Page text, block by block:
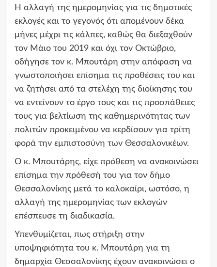
Η αλλαγή της ημερομηνίας για τις δημοτικές
εκλογές και το γεγονός ότι απομένουν δέκα
μήνες μέχρι τις κάλπες, καθώς θα διεξαχθούν
τον Μάιο του 2019 και όχι τον Οκτώβριο,
οδήγησε τον κ. Μπουτάρη στην απόφαση να
γνωστοποιήσει επίσημα τις προθέσεις του και
να ζητήσει από τα στελέχη της διοίκησης του
να εντείνουν το έργο τους και τις προσπάθειες
τους για βελτίωση της καθημερινότητας των
πολιτών προκειμένου να κερδίσουν για τρίτη
φορά την εμπιστοσύνη των Θεσσαλονικέων.
Ο κ. Μπουτάρης, είχε πρόθεση να ανακοινώσει
επίσημα την πρόθεσή του για τον δήμο
Θεσσαλονίκης μετά το καλοκαίρι, ωστόσο, η
αλλαγή της ημερομηνίας των εκλογών
επέσπευσε τη διαδικασία.
Υπενθυμίζεται, πως στήριξη στην
υποψηφιότητα του κ. Μπουτάρη για τη
δημαρχία Θεσσαλονίκης έχουν ανακοινώσει ο